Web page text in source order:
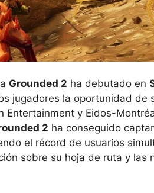
Grounded 2 ha debutado en
jugadores la oportunidad de
Entertainment y Eidos-
2 ha conseguido
el récord de usuarios
sobre su hoja de ruta y las